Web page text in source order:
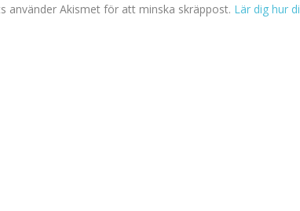
använder Akismet för att minska skräppost. Lär dig hur